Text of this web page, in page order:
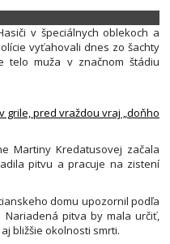
v špeciálnych oblekoch a
vyťahovali dnes zo šachty
telo muža v značnom štádiu
grile, pred vraždou vraj „doňho
Martiny Kredatusovej začala
pitvu a pracuje na zistení
domu upozornil podľa
Nariadená pitva by mala určiť,
bližšie okolnosti smrti.